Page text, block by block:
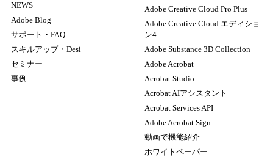
NEWS
Adobe Blog
サポート・FAQ
スキルアップ・Desi
セミナー
事例
Adobe Creative Cloud Pro Plus
Adobe Creative Cloud エディショ
ン4
Adobe Substance 3D Collection
Adobe Acrobat
Acrobat Studio
Acrobat AIアシスタント
Acrobat Services API
Adobe Acrobat Sign
動画で機能紹介
ホワイトペーパー